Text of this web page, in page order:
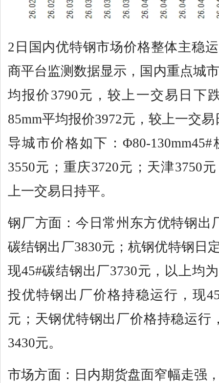
2日国内优特钢市场价格整体主稳
商平台监测数据显示，国内重点城
均报价3790元，较上一交易日下
85mm平均报价3972元，较上一交
导城市价格如下：Φ80-
3550元；重庆3720元；天津3750
上一交易日持平。
钢厂方面：今日常州东方优特钢出
碳结钢出厂3830元；杭钢优特钢日
现45#碳结钢出厂3730元，以上均
投优特钢出厂价格持稳运行，现
元；天钢优特钢出厂价格持稳运行
3430元。
市场方面：日内期货盘面窄幅走强